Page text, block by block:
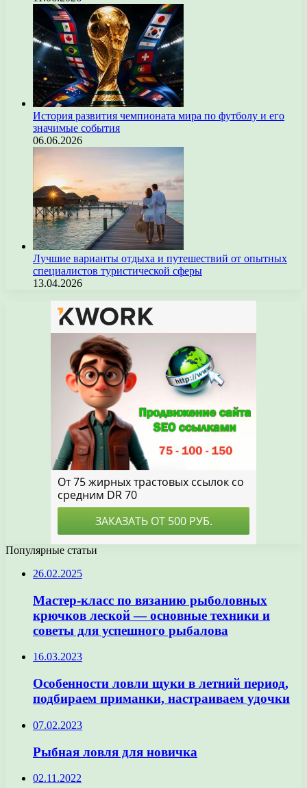
История развития чемпионата мира по футболу и его
значимые события
06.06.2026
Лучшие варианты отдыха и путешествий от опытных
специалистов туристической сферы
13.04.2026
Популярные статьи
26.02.2025
Мастер-класс по вязанию рыболовных
крючков леской — основные техники и
советы для успешного рыбалова
16.03.2023
Особенности ловли щуки в летний период,
подбираем приманки, настраиваем удочки
07.02.2023
Рыбная ловля для новичка
02.11.2022